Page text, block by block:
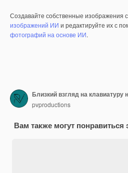
Создавайте собственные изображения
изображений ИИ и редактируйте их с
фотографий на основе ИИ.
pvproductions
Вам также могут понравиться